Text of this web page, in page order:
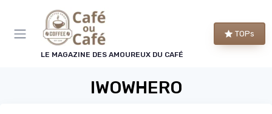
LE MAGAZINE DES AMOUREUX DU CAFÉ
TOPs
IWOWHERO
Panneau de gestion des cookies